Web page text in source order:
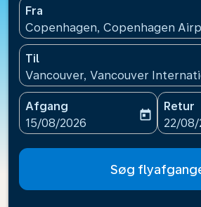
Fra
Copenhagen, Copenhagen
Til
Vancouver, Vancouver
Afgang
fc-booking-departure-date-
15/08/2026
today
Retur
fc-
22/08/
Søg